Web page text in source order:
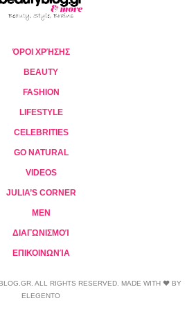
ΌΡΟΙ ΧΡΉΣΗΣ
BEAUTY
FASHION
LIFESTYLE
CELEBRITIES
GO NATURAL
VIDEOS
JULIA’S CORNER
MEN
ΔΙΑΓΩΝΙΣΜΟΊ
ΕΠΙΚΟΙΝΩΝΊΑ
ALL RIGHTS RESERVED. MADE WITH ❤ BY
ELEGENTO